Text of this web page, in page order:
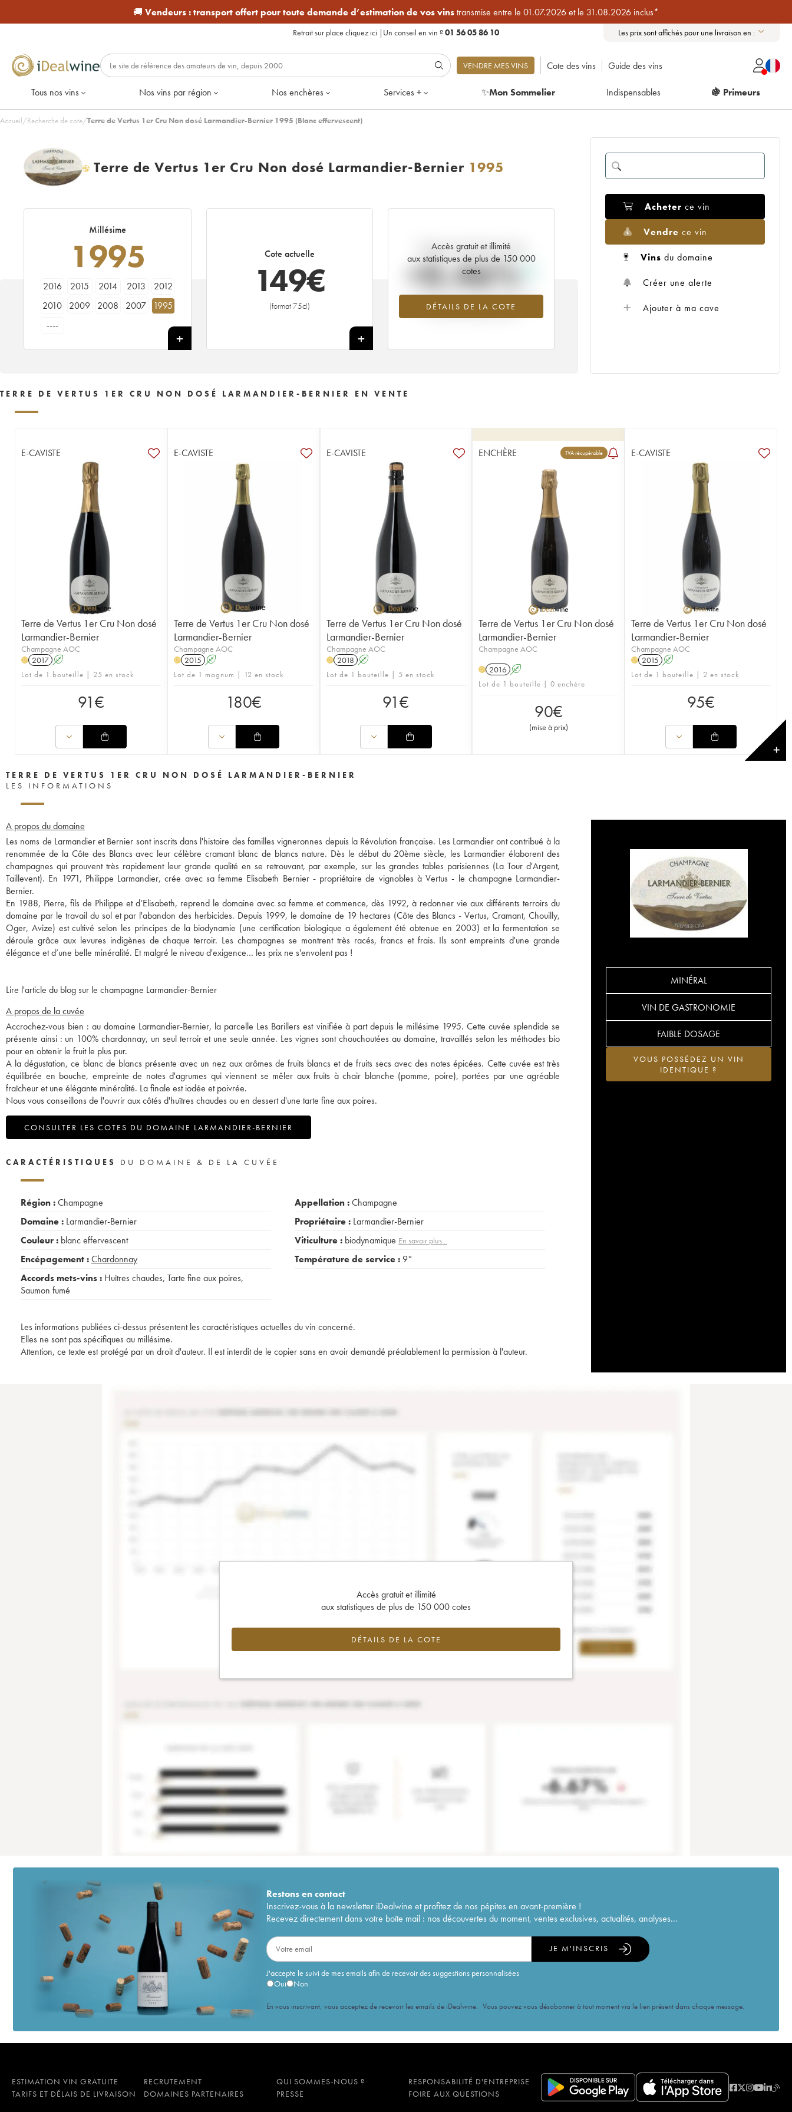
🚚 Vendeurs :transport offert pour toute demande d’estimation de vos vinstransmise entre le 01.07.2026 et le 31.08.2026 inclus*
Retrait sur place cliquez ici | Un conseil en vin ?01 56 05 86 10 Les prix sont affichés pour une livraison en :
VENDRE MES VINS Cote des vins Guide des vins
Tous nos vins Nos vins par région Nos enchères Services + ✨Mon Sommelier Indispensables 🍇 Primeurs
Accueil/Recherche de cote/Terre de Vertus 1er Cru Non dosé Larmandier-Bernier 1995 (Blanc effervescent)
H Terre de Vertus 1er Cru Non dosé Larmandier-Bernier 1995
Millésime
1995
2016 2015 2014 2013
2012
2010
2009 2008 2007
1995
----
Cote actuelle
149€
(format 75cl)
+
Accès gratuit et illimité
aux statistiques de plus de 150 000
cotes
DÉTAILS DE LA COTE
Tendance actuelle de la cote
+0.46%
Tendance à la hausse du millésime 1995
en 2026 par rapport à 2025
Acheter ce vin
Vendre ce vin
Vins du domaine
Créer une alerte
Ajouter à ma cave
TERRE DE VERTUS 1ER CRU NON DOSÉ LARMANDIER-BERNIER EN VENTE
E-CAVISTE
Terre de Vertus 1er Cru Non dosé
Larmandier-Bernier
Champagne AOC
H 2017 A
Lot de 1 bouteille | 25 en stock
91€
E-CAVISTE
Terre de Vertus 1er Cru Non dosé
Larmandier-Bernier
Champagne AOC
H 2015 A
Lot de 1 magnum | 12 en stock
180€
E-CAVISTE
Terre de Vertus 1er Cru Non dosé
Larmandier-Bernier
Champagne AOC
H 2018 A
Lot de 1 bouteille | 5 en stock
91€
ENCHÈRE TVA récupérable
Terre de Vertus 1er Cru Non dosé
Larmandier-Bernier
Champagne AOC
H 2016 A
Lot de 1 bouteille | 0 enchère
90€
(mise à prix)
E-CAVISTE
Terre de Vertus 1er Cru Non dosé
Larmandier-Bernier
Champagne AOC
H 2015 A
Lot de 1 bouteille | 2 en stock
95€
✕
TERRE DE VERTUS 1ER CRU NON DOSÉ LARMANDIER-BERNIER
LES INFORMATIONS
A propos du domaine
Les noms de Larmandier et Bernier sont inscrits dans l'histoire des familles vigneronnes depuis la Révolution française. Les Larmandier ont contribué à la
renommée de la Côte des Blancs avec leur célèbre cramant blanc de blancs nature. Dès le début du 20ème siècle, les Larmandier élaborent des
champagnes qui prouvent très rapidement leur grande qualité en se retrouvant, par exemple, sur les grandes tables parisiennes (La Tour d'Argent,
Taillevent). En 1971, Philippe Larmandier, crée avec sa femme Elisabeth Bernier - propriétaire de vignobles à Vertus - le champagne Larmandier-
Bernier.
En 1988, Pierre, fils de Philippe et d’Elisabeth, reprend le domaine avec sa femme et commence, dès 1992, à redonner vie aux différents terroirs du
domaine par le travail du sol et par l'abandon des herbicides. Depuis 1999, le domaine de 19 hectares (Côte des Blancs - Vertus, Cramant, Chouilly,
Oger, Avize) est cultivé selon les principes de la biodynamie (une certification biologique a également été obtenue en 2003) et la fermentation se
déroule grâce aux levures indigènes de chaque terroir. Les champagnes se montrent très racés, francs et frais. Ils sont empreints d'une grande
élégance et d’une belle minéralité. Et malgré le niveau d'exigence… les prix ne s'envolent pas !
Lire l'article du blog sur le champagne Larmandier-Bernier
A propos de la cuvée
Accrochez-vous bien : au domaine Larmandier-Bernier, la parcelle Les Barillers est vinifiée à part depuis le millésime 1995. Cette cuvée splendide se
présente ainsi : un 100% chardonnay, un seul terroir et une seule année. Les vignes sont chouchoutées au domaine, travaillés selon les méthodes bio
pour en obtenir le fruit le plus pur.
A la dégustation, ce blanc de blancs présente avec un nez aux arômes de fruits blancs et de fruits secs avec des notes épicées. Cette cuvée est très
équilibrée en bouche, empreinte de notes d'agrumes qui viennent se mêler aux fruits à chair blanche (pomme, poire), portées par une agréable
fraîcheur et une élégante minéralité. La finale est iodée et poivrée.
Nous vous conseillons de l'ouvrir aux côtés d'huîtres chaudes ou en dessert d'une tarte fine aux poires.
CONSULTER LES COTES DU DOMAINE LARMANDIER-BERNIER
MINÉRAL
VIN DE GASTRONOMIE
FAIBLE DOSAGE
VOUS POSSÉDEZ UN VIN
IDENTIQUE ?
CARACTÉRISTIQUES DU DOMAINE & DE LA CUVÉE
Région :Champagne
Domaine : Larmandier-Bernier
Couleur : blanc effervescent
Encépagement :Chardonnay
Accords mets-vins : Huîtres chaudes, Tarte fine aux poires,
Saumon fumé
Appellation :Champagne
Propriétaire : Larmandier-Bernier
Viticulture : biodynamique En savoir plus...
Température de service : 9°
Les informations publiées ci-dessus présentent les caractéristiques actuelles du vin concerné.
Elles ne sont pas spécifiques au millésime.
Attention, ce texte est protégé par un droit d'auteur. Il est interdit de le copier sans en avoir demandé préalablement la permission à l'auteur.
Accès gratuit et illimité
aux statistiques de plus de 150 000 cotes
DÉTAILS DE LA COTE
Restons encontact
Inscrivez-vous à la newsletter iDealwine et profitez de nos pépites en avant-première !
Recevez directement dans votre boîte mail : nos découvertes du moment, ventes exclusives, actualités, analyses...
J'accepte le suivi de mes emails afin de recevoir des suggestions personnalisées
Oui
Non
JE M'INSCRIS
En vous inscrivant, vous acceptez de recevoir les emails de iDealwine. Vous pouvez vous désabonner à tout moment via le lien présent dans chaque message.
ESTIMATION VIN GRATUITE RECRUTEMENT QUI SOMMES-NOUS ?
RESPONSABILITÉ D'ENTREPRISE
TARIFS ET DÉLAIS DE LIVRAISON
DOMAINES PARTENAIRES PRESSE FOIRE AUX QUESTIONS